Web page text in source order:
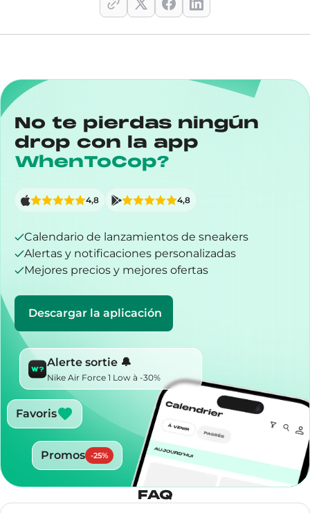
No te pierdas ningún
drop con la app
WhenToCop?
Calendario de lanzamientos de sneakers
Alertas y notificaciones personalizadas
Mejores precios y mejores ofertas
Descargar la aplicación
4,8 4,8
Alerte sortie 🔔
Nike Air Force 1 Low à -30%
Favoris
Promos -25%
FAQ